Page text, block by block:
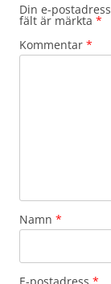
Din e-
fält är märkta *
Kommentar *
Namn *
E-postadress *